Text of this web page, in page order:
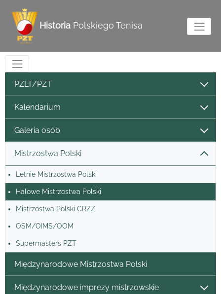
Historia Polskiego Tenisa
PZLT/PZT
Kalendarium
Galeria osób
Mistrzostwa Polski
Letnie Mistrzostwa Polski
Halowe Mistrzostwa Polski
Mistrzostwa Polski CRZZ
OSM/OIMS/OOM
Supermasters PZT
Międzynarodowe Mistrzostwa Polski
Międzynarodowe imprezy mistrzowskie